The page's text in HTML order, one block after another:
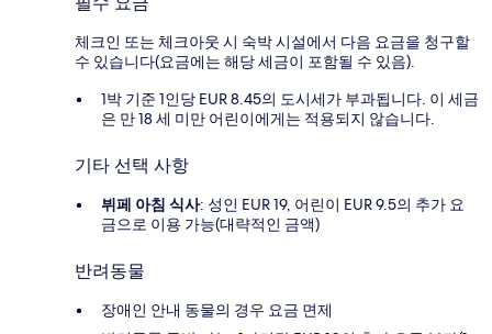
체크인 또는 체크아웃 시 숙박 시설에서 다음 요금을 청구할
수 있습니다(요금에는 해당 세금이 포함될 수 있음).
1박 기준 1인당 EUR 8.45의 도시세가 부과됩니다. 이 세금
은 만 18 세 미만 어린이에게는 적용되지 않습니다.
기타 선택 사항
뷔페 아침 식사: 성인 EUR 19, 어린이 EUR 9.5의 추가 요
금으로 이용 가능(대략적인 금액)
반려동물
장애인 안내 동물의 경우 요금 면제